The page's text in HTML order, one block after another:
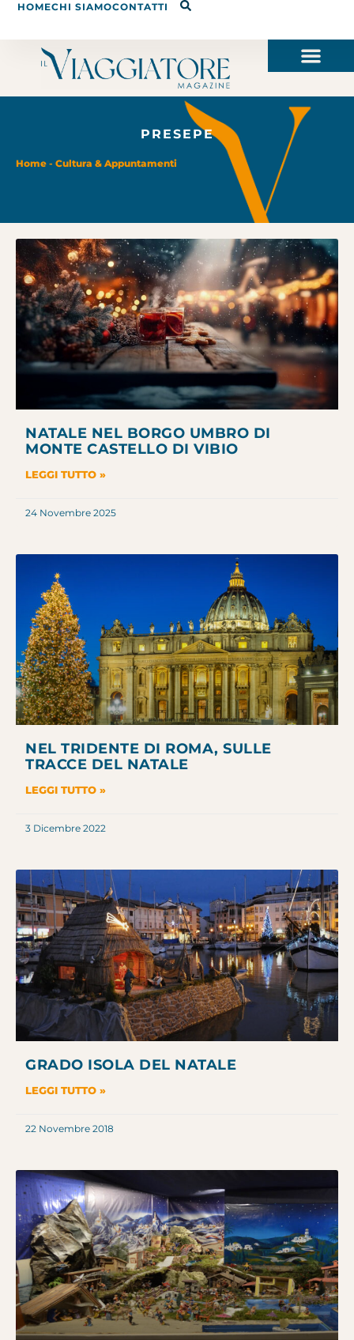
HOMECHI SIAMOCONTATTI
PRESEPE
Home - Cultura & Appuntamenti
NATALE NEL BORGO UMBRO DI
MONTE CASTELLO DI VIBIO
LEGGI TUTTO »
24 Novembre 2025
NEL TRIDENTE DI ROMA, SULLE
TRACCE DEL NATALE
LEGGI TUTTO »
3 Dicembre 2022
GRADO ISOLA DEL NATALE
LEGGI TUTTO »
22 Novembre 2018